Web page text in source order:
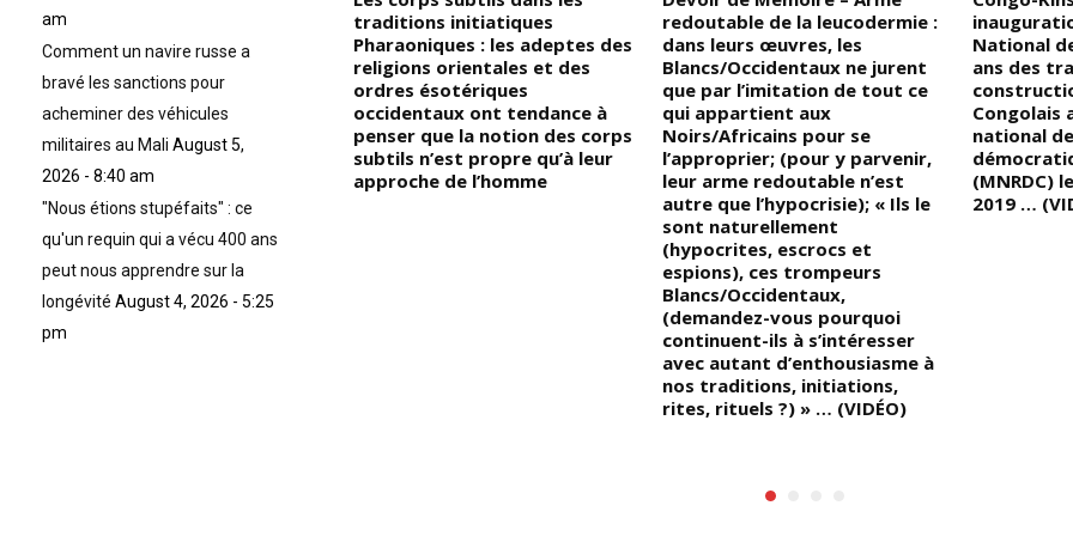
fréquenté les politiciens en
privé, vous ne le connaîtrez
Dans le monde politique, tout
est communication ; c’est
pourquoi par exemple, la
plupart des politiciens, surtout
en Afrique, apparaissent en
public comme des personnes
les plus aisées alors que
certains d’entre eux sont
éclaboussés et cribles des
dettes »
traditions initiatiques
Pharaoniques : les adeptes des
religions orientales et des
ordres ésotériques
occidentaux ont tendance à
penser que la notion des corps
subtils n’est propre qu’à leur
approche de l’homme
redoutable de la leucodermie :
dans leurs œuvres, les
Blancs/Occidentaux ne jurent
que par l’imitation de tout ce
qui appartient aux
Noirs/Africains pour se
l’approprier; (pour y parvenir,
leur arme redoutable n’est
autre que l’hypocrisie); « Ils le
sont naturellement
(hypocrites, escrocs et
espions), ces trompeurs
Blancs/Occidentaux,
(demandez-vous pourquoi
continuent-ils à s’intéresser
avec autant d’enthousiasme à
nos traditions, initiations,
rites, rituels ?) » … (VIDÉO)
National
ans des
Congolais
national
(MNRDC)
2019 …
am
Comment un navire russe a
bravé les sanctions pour
acheminer des véhicules
militaires au Mali August 5,
2026 - 8:40 am
"Nous étions stupéfaits" : ce
qu'un requin qui a vécu 400 ans
peut nous apprendre sur la
longévité August 4, 2026 - 5:25
pm